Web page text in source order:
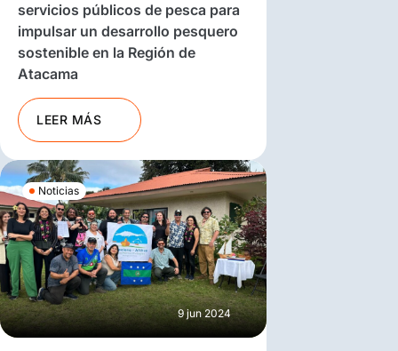
servicios públicos de pesca para
impulsar un desarrollo pesquero
sostenible en la Región de
Atacama
LEER MÁS
Noticias
9 jun 2024